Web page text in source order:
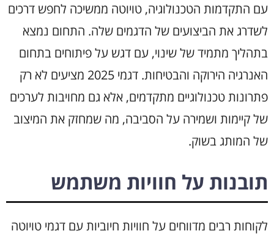
עם התקדמות הטכנולוגיה, טויוטה ממשיכה לחפש דרכים
לשדרג את הביצועים של הדגמים שלה. התחום נמצא
בתהליך מתמיד של שינוי, עם דגש על פיתוחים בתחום
האנרגיה הירוקה והבטיחות. דגמי 2025 מציעים לא רק
פתרונות טכנולוגיים מתקדמים, אלא גם מחויבות לערכים
של קיימות ושמירה על הסביבה, מה שמחזק את המיצוב
של המותג בשוק.
תובנות על חוויות משתמש
לקוחות רבים מדווחים על חוויות חיוביות עם דגמי טויוטה